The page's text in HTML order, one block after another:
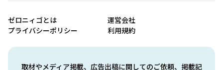
取材やメディア掲載、広告出稿に関してのご依頼、掲載記
ゼロニィゴとは
運営会社
プライバシーポリシー
利用規約